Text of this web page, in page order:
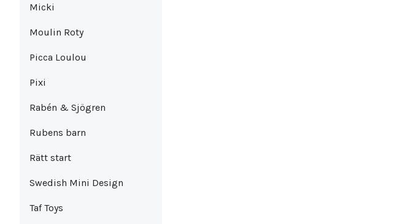
Micki
Moulin Roty
Picca Loulou
Pixi
Rabén & Sjögren
Rubens barn
Rätt start
Swedish Mini Design
Taf Toys